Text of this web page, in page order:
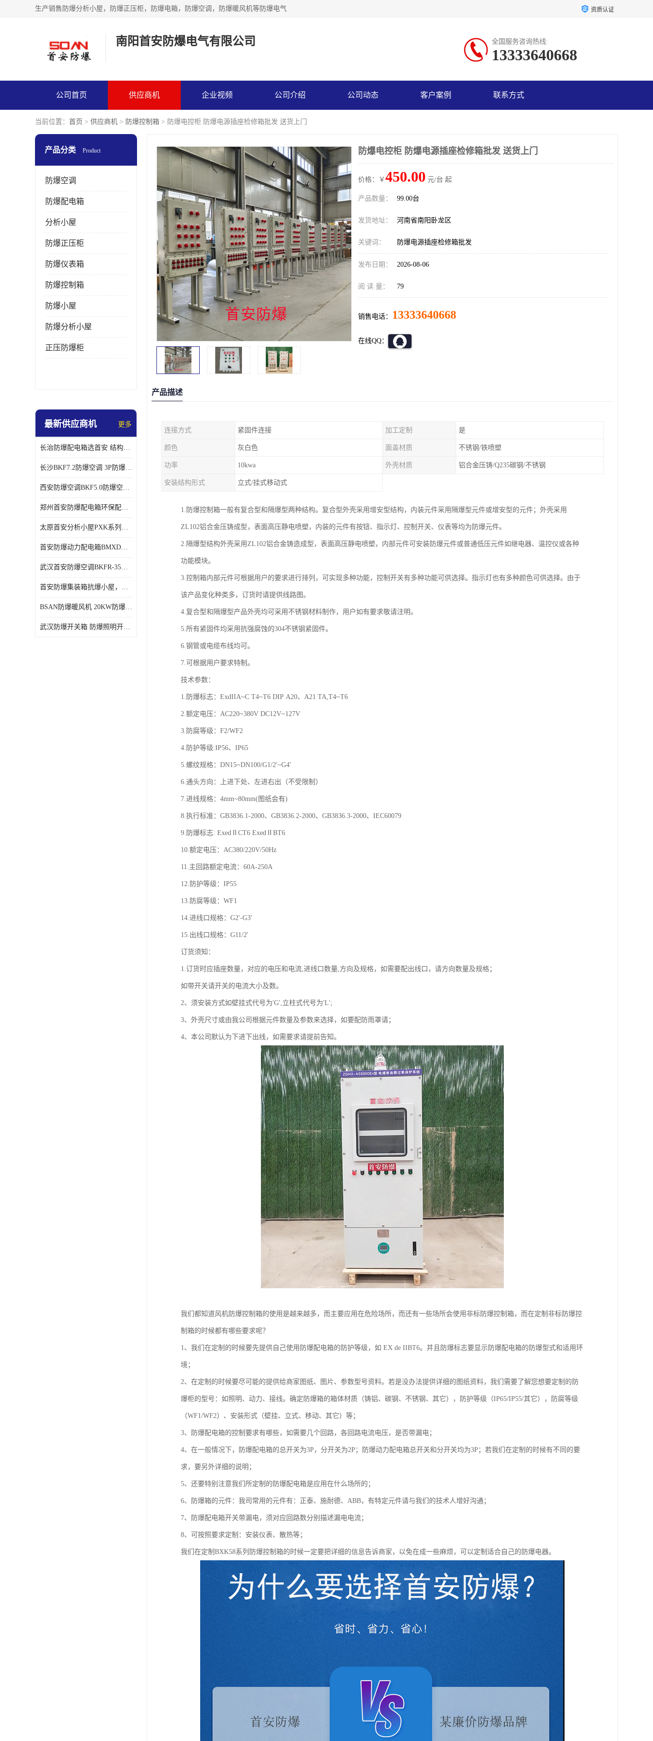
生产销售防爆分析小屋，防爆正压柜，防爆电箱，防爆空调，防爆暖风机等防爆电气 资质认证
南阳首安防爆电气有限公司 全国服务咨询热线:
13333640668
公司首页 供应商机 企业视频 公司介绍 公司动态 客户案例 联系方式
当前位置： 首页 > 供应商机 > 防爆控制箱 > 防爆电控柜 防爆电源插座检修箱批发 送货上门
产品分类 Product
防爆空调
防爆配电箱
分析小屋
防爆正压柜
防爆仪表箱
防爆控制箱
防爆小屋
防爆分析小屋
正压防爆柜
最新供应商机 更多
长治防爆配电箱选首安 结构紧凑、价格合理、资质齐全
长沙BKF7.2防爆空调 3P防爆空调与普通空调有什么区别
西安防爆空调BKF5.0防爆空调技术参数
郑州首安防爆配电箱环保配套用防爆配电箱
太原首安分析小屋PXK系列在线分析小屋厂家
首安防爆动力配电箱BMXD系列防爆配电箱技术参数
武汉首安防爆空调BKFR-35防爆空调生产厂家
首安防爆集装箱抗爆小屋，危化品暂存间厂家批发
BSAN防爆暖风机 20KW防爆工业暖风机
武汉防爆开关箱 防爆照明开关箱厂家
防爆电控柜 防爆电源插座检修箱批发 送货上门
价格：￥ 450.00 元/台 起
产品数量： 99.00台
发货地址： 河南省南阳卧龙区
关键词： 防爆电源插座检修箱批发
发布日期： 2026-08-06
阅 读 量： 79
销售电话： 13333640668
在线QQ：
产品描述
连接方式 紧固件连接 加工定制 是
颜色 灰白色 面盖材质 不锈钢/铁喷塑
功率 10kwa 外壳材质 铝合金压铸/Q235碳钢/不锈钢
安装结构形式 立式/挂式移动式
1.防爆控制箱一般有复合型和隔爆型两种结构。复合型外壳采用增安型结构，内装元件采用隔爆型元件或增安型的元件；外壳采用
ZL102铝合金压铸成型，表面高压静电喷塑，内装的元件有按钮、指示灯、控制开关、仪表等均为防爆元件。
2.隔爆型结构外壳采用ZL102铝合金铸造成型，表面高压静电喷塑，内部元件可安装防爆元件或普通低压元件如继电器、温控仪或各种
功能模块。
3.控制箱内部元件可根据用户的要求进行排列，可实现多种功能，控制开关有多种功能可供选择。指示灯也有多种颜色可供选择。由于
该产品变化种类多，订货时请提供线路图。
4.复合型和隔爆型产品外壳均可采用不锈钢材料制作，用户如有要求敬请注明。
5.所有紧固件均采用抗强腐蚀的304不锈钢紧固件。
6.钢管或电缆布线均可。
7.可根据用户要求特制。
技术参数：
1.防爆标志：ExdIIA~C T4~T6 DIP A20、A21 TA,T4~T6
2.额定电压：AC220~380V DC12V~127V
3.防腐等级：F2/WF2
4.防护等级:IP56、IP65
5.螺纹规格：DN15~DN100/G1/2′~G4′
6.通头方向：上进下处、左进右出（不受限制）
7.进线规格：4mm~80mm(图纸会有)
8.执行标准：GB3836.1-2000、GB3836.2-2000、GB3836.3-2000、IEC60079
9.防爆标志: ExedⅡCT6 ExedⅡBT6
10.额定电压：AC380/220V/50Hz
11.主回路额定电流：60A-250A
12.防护等级：IP55
13.防腐等级：WF1
14.进线口规格：G2'-G3'
15.出线口规格：G11/2'
订货须知：
1.订货时应插座数量，对应的电压和电流,进线口数量,方向及规格，如需要配出线口，请方向数量及规格；
如带开关请开关的电流大小及数。
2、须安装方式如壁挂式代号为'G',立柱式代号为'L';
3、外壳尺寸或由我公司根据元件数量及参数来选择，如要配防雨罩请；
4、本公司默认为下进下出线，如需要求请提前告知。
我们都知道风机防爆控制箱的使用是越来越多，而主要应用在危险场所，而还有一些场所会使用非标防爆控制箱，而在定制非标防爆控
制箱的时候都有哪些要求呢？
1、我们在定制的时候要先提供自己使用防爆配电箱的防护等级，如 EX de IIBT6。并且防爆标志要显示防爆配电箱的防爆型式和适用环
境；
2、在定制的时候要尽可能的提供给商家图纸、图片、参数型号资料。若是没办法提供详细的图纸资料，我们需要了解您想要定制的防
爆柜的型号：如照明、动力、接线。确定防爆箱的箱体材质（铸铝、碳钢、不锈钢、其它），防护等级（IP65/IP55/其它），防腐等级
（WF1/WF2）、安装形式（壁挂、立式、移动、其它）等；
3、防爆配电箱的控制要求有哪些，如需要几个回路，各回路电流电压，是否带漏电；
4、在一般情况下，防爆配电箱的总开关为3P，分开关为2P；防爆动力配电箱总开关和分开关均为3P；若我们在定制的时候有不同的要
求，要另外详细的说明；
5、还要特别注意我们所定制的防爆配电箱是应用在什么场所的；
6、防爆箱的元件：我司常用的元件有：正泰、施耐德、ABB，有特定元件请与我们的技术人增好沟通；
7、防爆配电箱开关带漏电，须对应回路数分别描述漏电电流；
8、可按照要求定制：安装仪表、散热等；
我们在定制BXK58系列防爆控制箱的时候一定要把详细的信息告诉商家，以免在成一些麻烦，可以定制适合自己的防爆电器。